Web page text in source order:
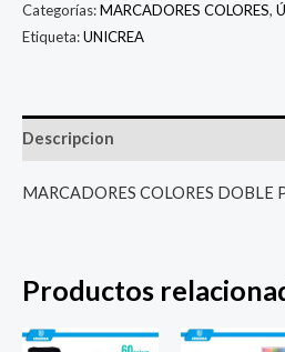
Categorías:MARCADORES COLORES,
Etiqueta:UNICREA
Descripcion
MARCADORES COLORES DOBLE
Productos